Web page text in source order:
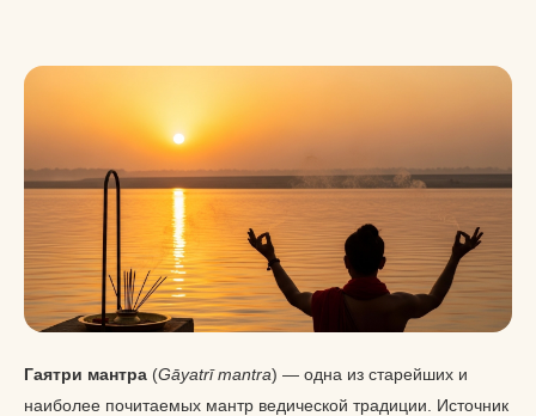
Гаятри мантра (Gāyatrī mantra) — одна из старейших и
наиболее почитаемых мантр ведической традиции. Источник